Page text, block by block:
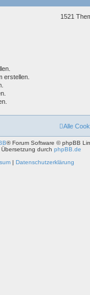
1521
erstellen.
Alle
® Forum Software © phpBB
durch phpBB.de
| Datenschutzerklärung